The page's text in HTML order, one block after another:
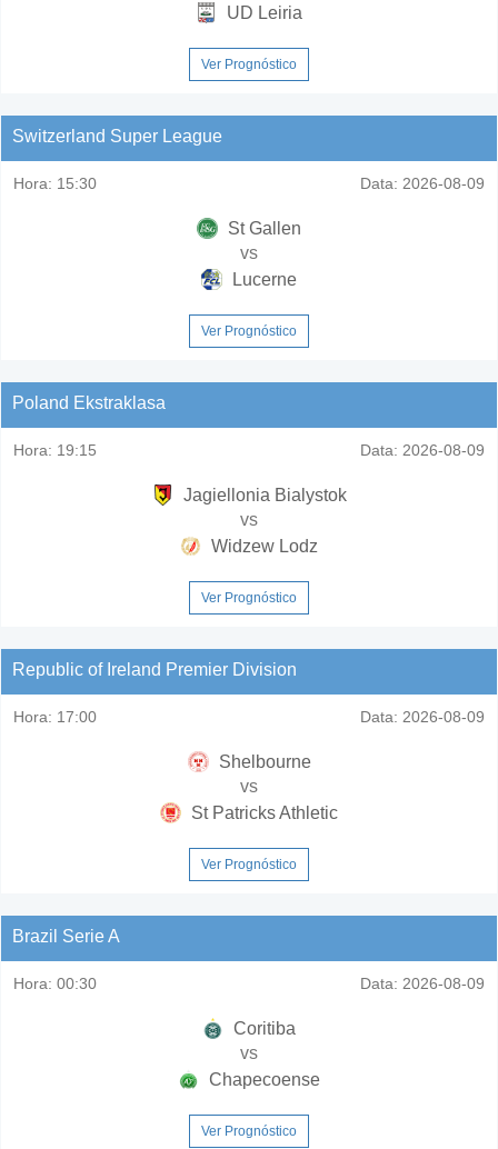
UD Leiria
Ver Prognóstico
Switzerland Super League
Hora: 15:30 Data: 2026-08-09
St Gallen
vs
Lucerne
Ver Prognóstico
Poland Ekstraklasa
Hora: 19:15 Data: 2026-08-09
Jagiellonia Bialystok
vs
Widzew Lodz
Ver Prognóstico
Republic of Ireland Premier Division
Hora: 17:00 Data: 2026-08-09
Shelbourne
vs
St Patricks Athletic
Ver Prognóstico
Brazil Serie A
Hora: 00:30 Data: 2026-08-09
Coritiba
vs
Chapecoense
Ver Prognóstico